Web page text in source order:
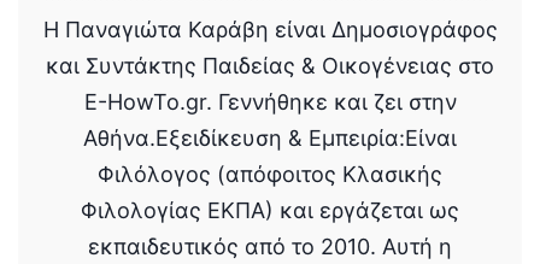
Η Παναγιώτα Καράβη είναι Δημοσιογράφος
και Συντάκτης Παιδείας & Οικογένειας στο
E-HowTo.gr. Γεννήθηκε και ζει στην
Αθήνα.Εξειδίκευση & Εμπειρία:Είναι
Φιλόλογος (απόφοιτος Κλασικής
Φιλολογίας ΕΚΠΑ) και εργάζεται ως
εκπαιδευτικός από το 2010. Αυτή η